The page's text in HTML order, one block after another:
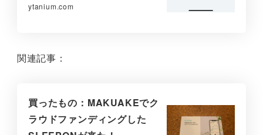
ytanium.com
関連記事：
買ったもの：MAKUAKEでク
ラウドファンディングした